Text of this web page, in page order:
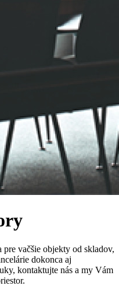
pre vačšie objekty od skladov,
dokonca aj
kontaktujte nás a my Vám